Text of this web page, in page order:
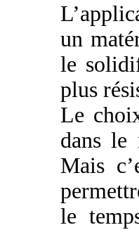
un
le
plus
Le
dans le
Mais
le